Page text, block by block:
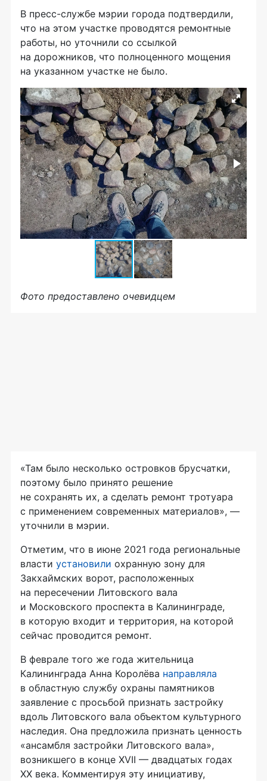
В пресс-службе мэрии города подтвердили,
что на этом участке проводятся ремонтные
работы, но уточнили со ссылкой
на дорожников, что полноценного мощения
на указанном участке не было.
Фото предоставлено очевидцем
«Там было несколько островков брусчатки,
поэтому было принято решение
не сохранять их, а сделать ремонт тротуара
с применением современных материалов», —
уточнили в мэрии.
Отметим, что в июне 2021 года региональные
власти установили охранную зону для
Закхаймских ворот, расположенных
на пересечении Литовского вала
и Московского проспекта в Калининграде,
в которую входит и территория, на которой
сейчас проводится ремонт.
В феврале того же года жительница
Калининграда Анна Королёва направляла
в областную службу охраны памятников
заявление с просьбой признать застройку
вдоль Литовского вала объектом культурного
наследия. Она предложила признать ценность
«ансамбля застройки Литовского вала»,
возникшего в конце XVII — двадцатых годах
XX века. Комментируя эту инициативу,